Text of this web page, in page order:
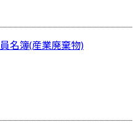
名簿(産業廃棄物)